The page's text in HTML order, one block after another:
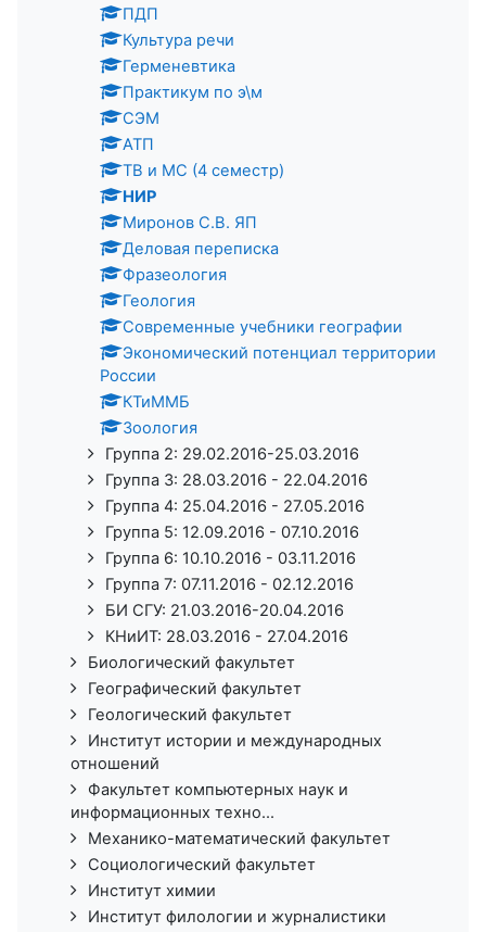
ПДП
Культура речи
Герменевтика
Практикум по э\м
СЭМ
АТП
ТВ и МС (4 семестр)
НИР
Миронов С.В. ЯП
Деловая переписка
Фразеология
Геология
Современные учебники географии
Экономический потенциал территории
России
КТиММБ
Зоология
Группа 2: 29.02.2016-25.03.2016
Группа 3: 28.03.2016 - 22.04.2016
Группа 4: 25.04.2016 - 27.05.2016
Группа 5: 12.09.2016 - 07.10.2016
Группа 6: 10.10.2016 - 03.11.2016
Группа 7: 07.11.2016 - 02.12.2016
БИ СГУ: 21.03.2016-20.04.2016
КНиИТ: 28.03.2016 - 27.04.2016
Биологический факультет
Географический факультет
Геологический факультет
Институт истории и международных
отношений
Факультет компьютерных наук и
информационных техно...
Механико-математический факультет
Социологический факультет
Институт химии
Институт филологии и журналистики